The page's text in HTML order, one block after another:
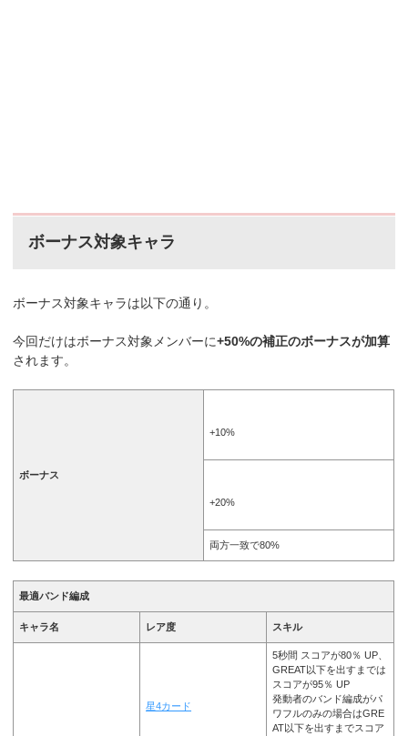
ボーナス対象キャラ
ボーナス対象キャラは以下の通り。
今回だけはボーナス対象メンバーに+50%の補正のボーナスが加算
されます。
ボーナス
+10%
+20%
両方一致で80%
最適バンド編成
キャラ名 レア度 スキル
星4カード
5秒間 スコアが80％ UP、
GREAT以下を出すまでは
スコアが95％ UP
発動者のバンド編成がパ
ワフルのみの場合はGRE
AT以下を出すまでスコア